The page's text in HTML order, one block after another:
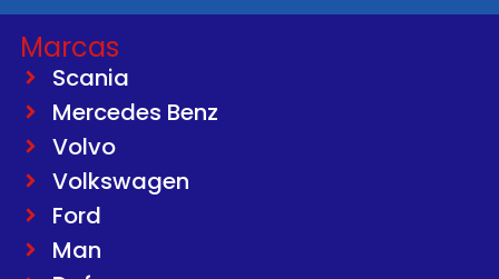
Marcas
Scania
Mercedes Benz
Volvo
Volkswagen
Ford
Man